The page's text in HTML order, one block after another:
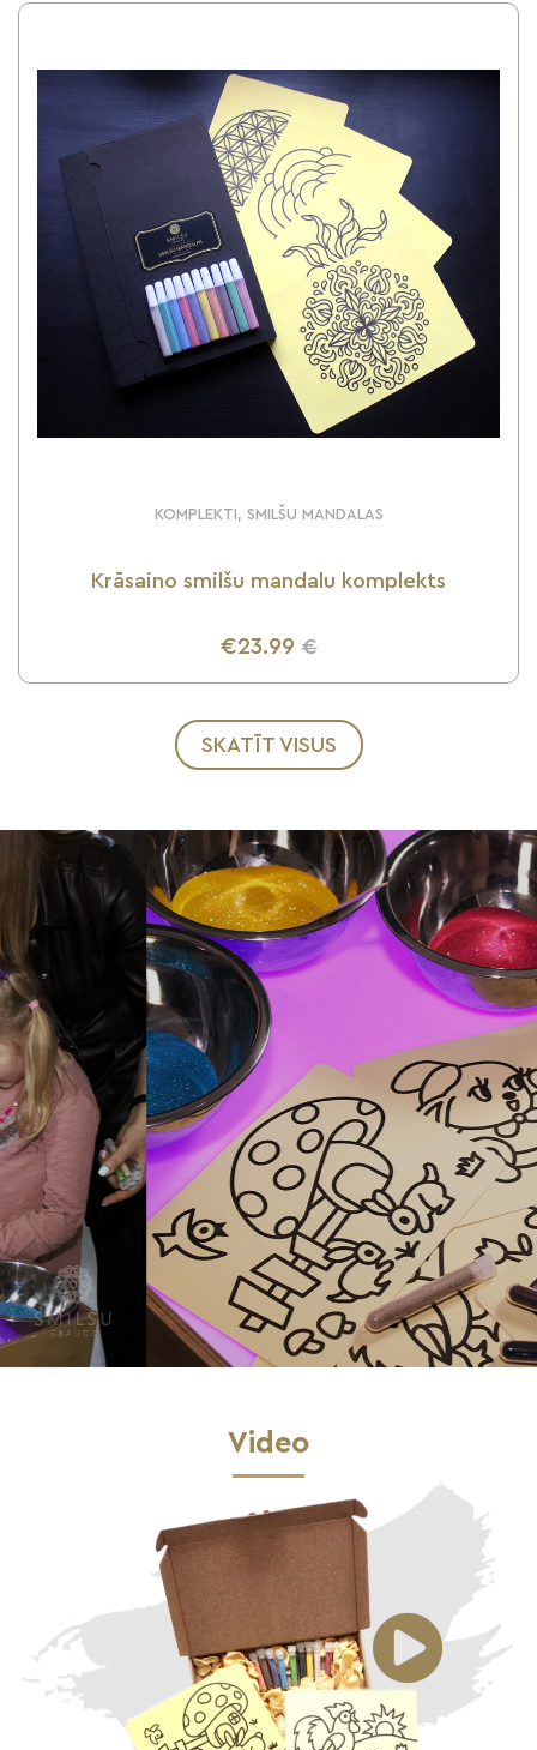
KOMPLEKTI, SMILŠU MANDALAS
Krāsaino smilšu mandalu komplekts
€23.99 €
UZZINI VAIRĀK
SKATĪT VISUS
Video